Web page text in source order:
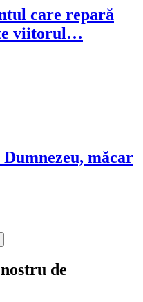
care repară
viitorul…
măcar
de